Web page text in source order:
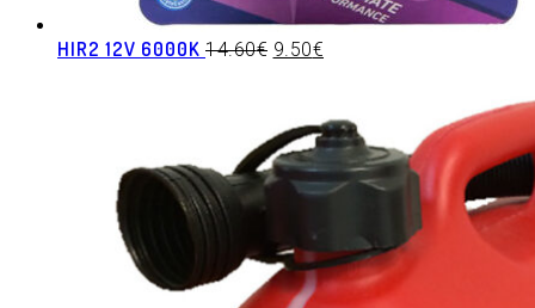
HIR2 12V 6000K 14.60€ 9.50€